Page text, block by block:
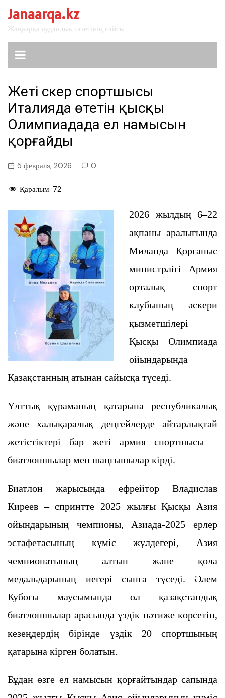
содержанию
Janaarqa.kz
Жаңаарқа аудандық газетінің сайты
Жеті әскер спортшысы
Италияда өтетін қысқы
Олимпиадада ел намысын
қорғайды
5 февраля, 2026 0
Қаралым: 72
2026 жылдың 6–22
ақпаны аралығында
Миланда Қорғаныс
министрлігі Армия
орталық спорт
клубының әскери
қызметшілері
Қысқы Олимпиада
ойындарында
Қазақстанның атынан сайысқа түседі.
Ұлттық құраманың қатарына республикалық
және халықаралық деңгейлерде айтарлықтай
жетістіктері бар жеті армия спортшысы –
биатлоншылар мен шаңғышылар кірді.
Биатлон жарысында ефрейтор Владислав
Киреев – спринтте 2025 жылғы Қысқы Азия
ойындарының чемпионы, Азиада-2025 ерлер
эстафетасының күміс жүлдегері, Азия
чемпионатының алтын және қола
медальдарының иегері сынға түседі. Әлем
Кубогы маусымында ол қазақстандық
биатлоншылар арасында үздік нәтиже көрсетіп,
кезеңдердің бірінде үздік 20 спортшының
қатарына кірген болатын.
Бұдан өзге ел намысын қорғайтындар сапында